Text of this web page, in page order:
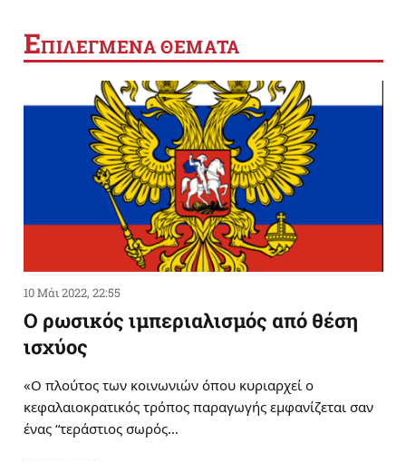
ΕΠΙΛΕΓΜΕΝΑ ΘΕΜΑΤΑ
10 Μάι 2022, 22:55
Ο ρωσικός ιμπεριαλισμός από θέση
ισχύος
«Ο πλούτος των κοινωνιών όπου κυριαρχεί ο
κεφαλαιοκρατικός τρόπος παραγωγής εμφανίζεται σαν
ένας “τεράστιος σωρός…